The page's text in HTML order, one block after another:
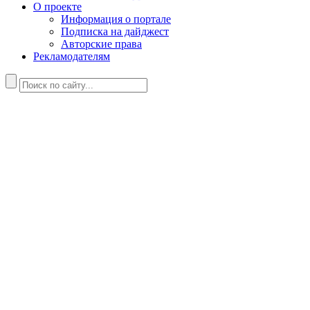
О проекте
Информация о портале
Подписка на дайджест
Авторские права
Рекламодателям